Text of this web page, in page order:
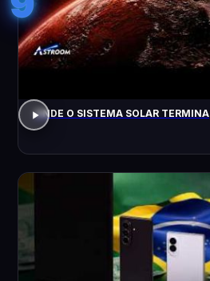
ONDE O SISTEMA SOLAR TERMINA